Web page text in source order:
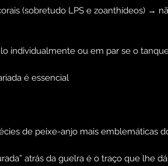
(sobretudo LPS e zoanthídeos) →
individualmente ou em par se o
é essencial
de peixe-anjo mais emblemáticas
atrás da guelra é o traço que lhe